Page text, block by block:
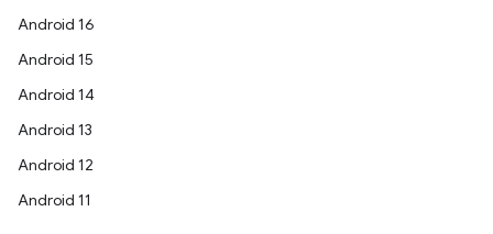
Android 16
Android 15
Android 14
Android 13
Android 12
Android 11